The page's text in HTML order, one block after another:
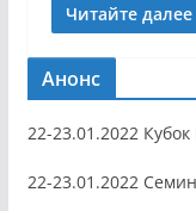
Читайте далее
Анонс
22-23.01.2022
22-23.01.2022